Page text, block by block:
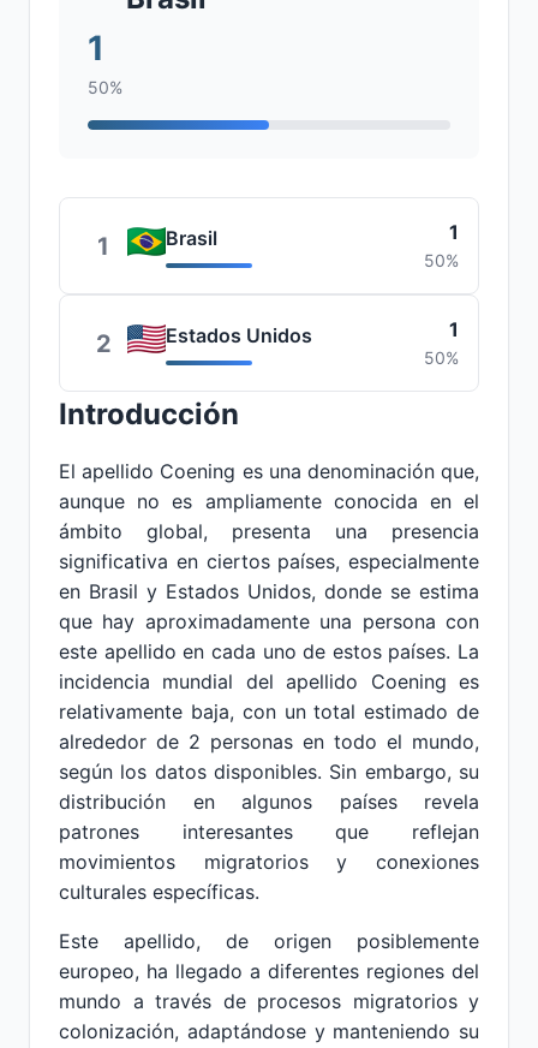
1
50%
1 Brasil 1
50%
2 Estados Unidos 1
50%
Introducción
El apellido Coening es una denominación que,
aunque no es ampliamente conocida en el
ámbito global, presenta una presencia
significativa en ciertos países, especialmente
en Brasil y Estados Unidos, donde se estima
que hay aproximadamente una persona con
este apellido en cada uno de estos países. La
incidencia mundial del apellido Coening es
relativamente baja, con un total estimado de
alrededor de 2 personas en todo el mundo,
según los datos disponibles. Sin embargo, su
distribución en algunos países revela
patrones interesantes que reflejan
movimientos migratorios y conexiones
culturales específicas.
Este apellido, de origen posiblemente
europeo, ha llegado a diferentes regiones del
mundo a través de procesos migratorios y
colonización, adaptándose y manteniendo su